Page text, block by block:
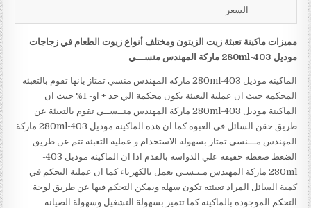
السعر
مميزات ماكينة تعبئة زيت الزيتون ومختلف أنواع زيوت الطعام في زجاجات
موديل 403-280ml ماركة المهندس منســـي
الماكينة موديل 403-280ml ماركة المهندس منسي تمتاز بانها تقوم بالتعبئه
المحكمه حيث ان عملية التعبئة تكون محكمة الي حد + او- 1% حيث ان
الماكينة موديل 403-280ml ماركة المهندس منــســي تقوم بالتعبئة عن
طريق حقن السائل في العبوه كما ان هذه الماكينه موديل 403-280ml ماركة
المهندس مـــنسي تمتاز بسهولة الاستخدام و عملية التعبئه تتم عن طريق
الضغط ضغطه خفيفه علي الدواسه بالقدم اذا ان الماكينه موديل 403-
280ml ماركة المهندس مـنـسـي تعمل بالكهرباء كما ان عملية التحكم في
كمية السائل المراد تعبئته تكون سهله ويمكن التحكم فيها عن طريق لوحة
التحكم الموجوده بالماكينه كما تتميز بسهولة التشغيل وسهولة الصيانه